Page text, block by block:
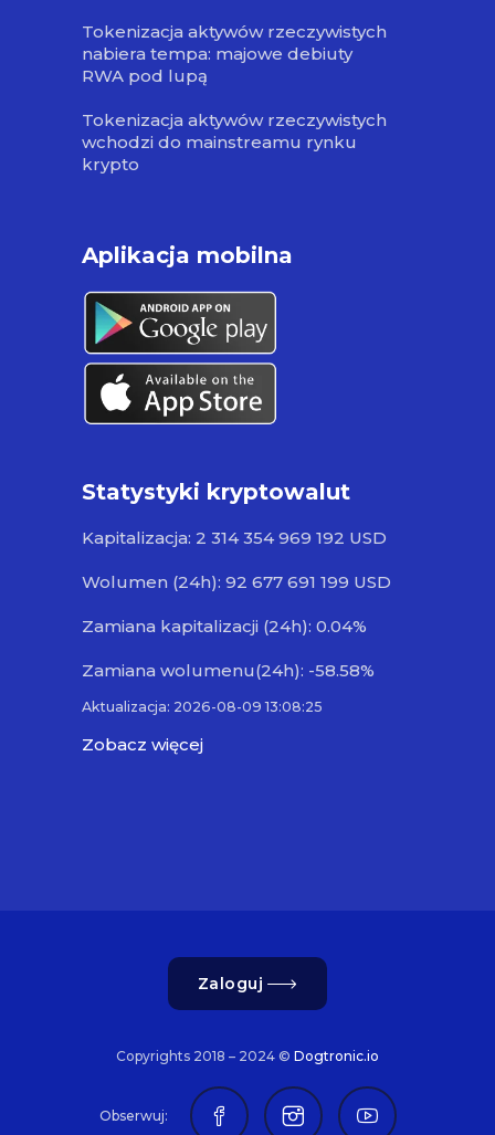
Tokenizacja aktywów rzeczywistych
nabiera tempa: majowe debiuty
RWA pod lupą
Tokenizacja aktywów rzeczywistych
wchodzi do mainstreamu rynku
krypto
Aplikacja mobilna
Statystyki kryptowalut
Kapitalizacja: 2 314 354 969 192 USD
Wolumen (24h): 92 677 691 199 USD
Zamiana kapitalizacji (24h): 0.04%
Zamiana wolumenu(24h): -58.58%
Aktualizacja: 2026-08-09 13:08:25
Zobacz więcej
Zaloguj
Copyrights 2018 – 2024 © Dogtronic.io
Obserwuj: